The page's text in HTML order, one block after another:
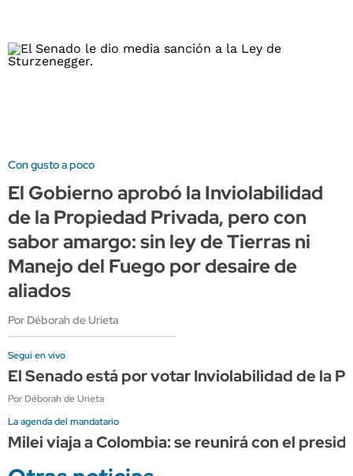
Con gusto a poco
El Gobierno aprobó la Inviolabilidad
de la Propiedad Privada, pero con
sabor amargo: sin ley de Tierras ni
Manejo del Fuego por desaire de
aliados
Por Déborah de Urieta
Seguí en vivo
El Senado está por votar Inviolabilidad de la
Por Déborah de Urieta
La agenda del mandatario
Milei viaja a Colombia: se reunirá con el